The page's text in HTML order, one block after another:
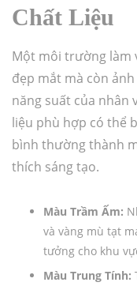
Chất Liệu
Một môi trường làm
đẹp mắt mà còn
năng suất của nhân
liệu phù hợp có thể
bình thường thành
thích sáng tạo.
Màu Trầm Ấm:
và vàng mù tạt
tưởng cho khu
Màu Trung Tính: